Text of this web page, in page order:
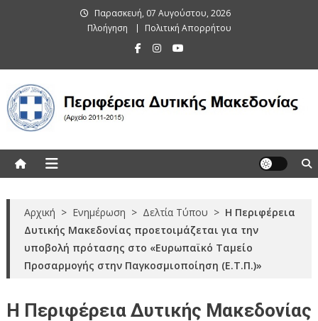
Παρασκευή, 07 Αυγούστου, 2026
Πλοήγηση
Πολιτική Απορρήτου
Αρχική > Ενημέρωση > Δελτία Τύπου > Η Περιφέρεια
Δυτικής Μακεδονίας προετοιμάζεται για την
υποβολή πρότασης στο «Ευρωπαϊκό Ταμείο
Προσαρμογής στην Παγκοσμιοποίηση (Ε.Τ.Π.)»
Η Περιφέρεια Δυτικής Μακεδονίας